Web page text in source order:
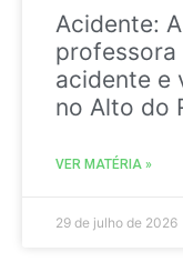
Acidente:
professora
acidente e
no Alto do
VER MATÉRIA »
29 de julho de 2026